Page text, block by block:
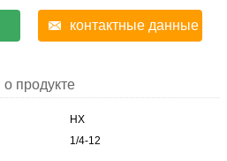
контактные данные
продукте
HX
1/4-12